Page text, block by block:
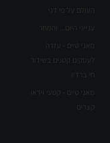
העולם על פי דני
ענייני היום... והמחר
מאני טיים - עזרה
לעסקים קטנים בשידור
חי ברדיו
מאני טיים - קטעי וידאו
קצרים